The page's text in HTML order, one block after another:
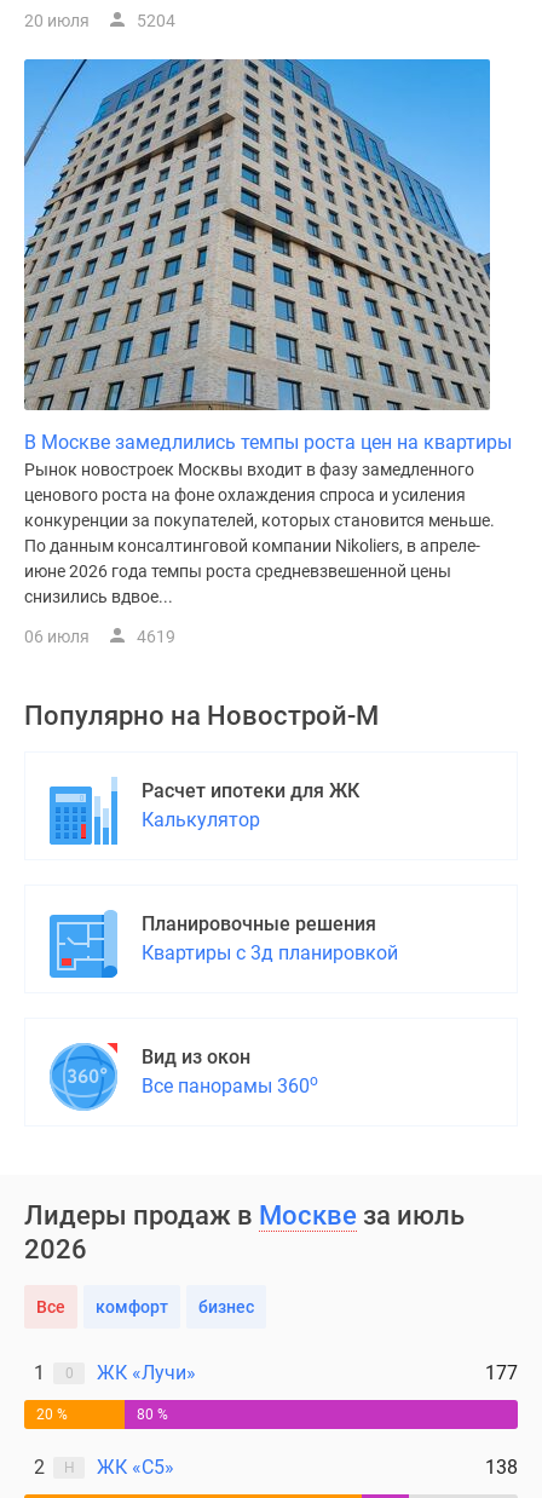
20 июля 5204
В Москве замедлились темпы роста цен на квартиры
Рынок новостроек Москвы входит в фазу замедленного
ценового роста на фоне охлаждения спроса и усиления
конкуренции за покупателей, которых становится меньше.
По данным консалтинговой компании Nikoliers, в апреле-
июне 2026 года темпы роста средневзвешенной цены
снизились вдвое...
06 июля 4619
Популярно на Новострой-М
Расчет ипотеки для ЖК
Калькулятор
Планировочные решения
Квартиры с 3д планировкой
Вид из окон
Все панорамы 360о
Лидеры продаж в Москве за июль
2026
Все комфорт бизнес
1 0 ЖК «Лучи» 177
20 % 80 %
2 Н ЖК «С5» 138